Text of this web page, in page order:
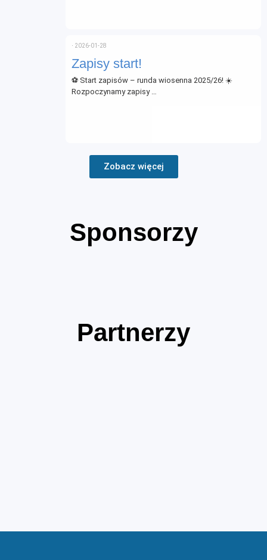
Zapisy start!
⋅ 2026-01-28
⚽ Start zapisów – runda wiosenna 2025/26! ☀️
Rozpoczynamy zapisy …
Zobacz więcej
Sponsorzy
Partnerzy